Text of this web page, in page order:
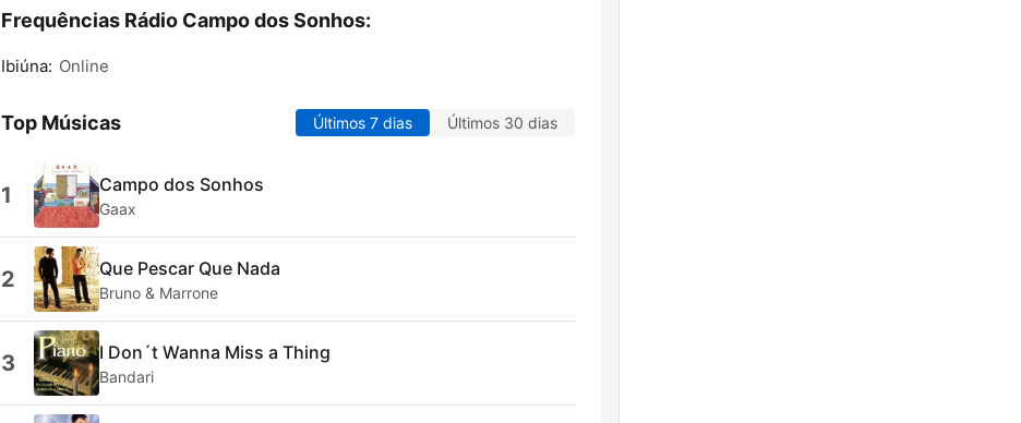
Frequências Rádio Campo dos Sonhos:
Ibiúna: Online
Top Músicas Últimos 7 dias Últimos 30 dias
1 Campo dos Sonhos
Gaax
2 Que Pescar Que Nada
Bruno & Marrone
3 I Don´t Wanna Miss a Thing
Bandari